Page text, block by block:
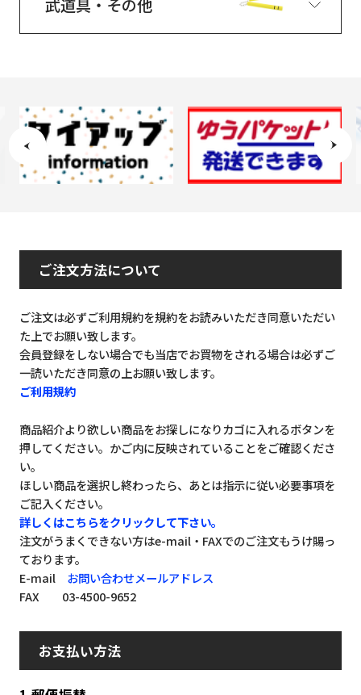
武道具・その他
ご注文方法について
ご注文は必ずご利用規約を規約をお読みいただき同意いただい
た上でお願い致します。
会員登録をしない場合でも当店でお買物をされる場合は必ずご
一読いただき同意の上お願い致します。
ご利用規約
商品紹介より欲しい商品をお探しになりカゴに入れるボタンを
押してください。かご内に反映されていることをご確認くださ
い。
ほしい商品を選択し終わったら、あとは指示に従い必要事項を
ご記入ください。
詳しくはこちらをクリックして下さい。
注文がうまくできない方はe-mail・FAXでのご注文もうけ賜っ
ております。
E-mail お問い合わせメールアドレス
FAX 03-4500-9652
お支払い方法